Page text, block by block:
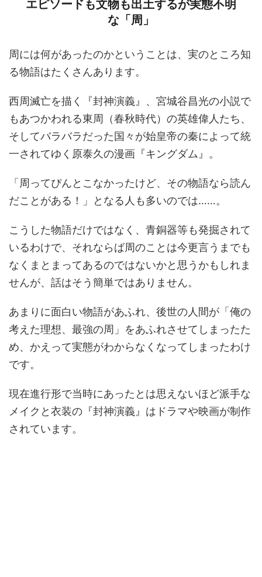
エピソードも文物も出土するが実態不明
な「周」
周には何があったのかということは、実のところ知
る物語はたくさんあります。
西周滅亡を描く『封神演義』、宮城谷昌光の小説で
もあつかわれる東周（春秋時代）の英雄偉人たち、
そしてバラバラだった国々が始皇帝の秦によって統
一されてゆく原泰久の漫画『キングダム』。
「周ってぴんとこなかったけど、その物語なら読ん
だことがある！」となる人も多いのでは……。
こうした物語だけではなく、青銅器等も発掘されて
いるわけで、それならば周のことは今更言うまでも
なくまとまってあるのではないかと思うかもしれま
せんが、話はそう簡単ではありません。
あまりに面白い物語があふれ、後世の人間が「俺の
考えた理想、最強の周」をあふれさせてしまったた
め、かえって実態がわからなくなってしまったわけ
です。
現在進行形で当時にあったとは思えないほど派手な
メイクと衣装の『封神演義』はドラマや映画が制作
されています。